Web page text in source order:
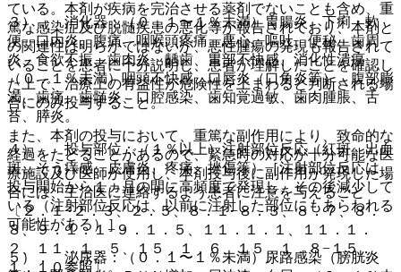
ている。本剤が疾病を完治させる薬剤でないことも含め、重
篤な感染症及び脱髄疾患の悪化等が報告されており、本剤と
の関連性は明らかではないが、悪性腫瘍の発現も報告されて
いることを患者に十分説明し、患者が理解したことを確認し
た上で、治療上の有益性が危険性を上まわると判断される場
合にのみ投与すること。
また、本剤の投与において、重篤な副作用により、致命的な
経過をたどることがあるので、緊急時の対応が十分可能な医
療施設及び医師が使用し、本剤投与後に副作用が発現した場
合には、主治医に連絡するよう患者に注意を与えること
〔２．１−２．３、２．５、８．１−８．３、８．７、８．
８、９．１．１−９．１．５、１１．１．１、１１．１．
２、１１．１．５、１５．１．６、１５．１．８−１５．
１．１０参照〕。
３）． 消化器：（０．１〜１％未満）胃腸炎、下痢・軟
便、口内炎、腹痛、咽喉頭疼痛、悪心、嘔吐、便秘、歯周
炎、食欲不振、歯肉炎、齲歯、胃部不快感、消化性潰瘍、
（０．１％未満）咽頭不快感、口唇炎（口角炎等）、腹部膨
満、歯痛、歯髄炎、口腔感染、歯知覚過敏、歯肉腫脹、舌
苔、膵炎。
４）． 投与部位：（１％以上）注射部位反応（紅斑、出血
斑、そう痒感、皮膚炎、疼痛、挫傷等）［注射部位反応は、
投与開始から１ヵ月の間に高頻度で発現し、その後減少して
いる（注射部位反応は、以前に注射した部位にもあらわれる
可能性がある）］。
５）． 泌尿器：（０．１〜１％未満）尿路感染（膀胱炎